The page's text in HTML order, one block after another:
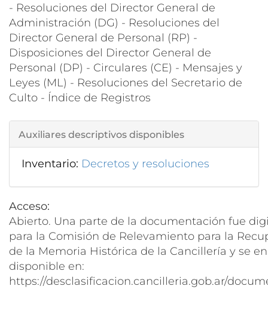
- Resoluciones del Director General de
Administración (DG) - Resoluciones del
Director General de Personal (RP) -
Disposiciones del Director General de
Personal (DP) - Circulares (CE) - Mensajes y
Leyes (ML) - Resoluciones del Secretario de
Culto - Índice de Registros
Auxiliares descriptivos disponibles
Inventario: Decretos y resoluciones
Acceso:
Abierto. Una parte de la documentación fue
para la Comisión de Relevamiento para la
de la Memoria Histórica de la Cancillería y se
disponible en:
https://desclasificacion.cancilleria.gob.ar/